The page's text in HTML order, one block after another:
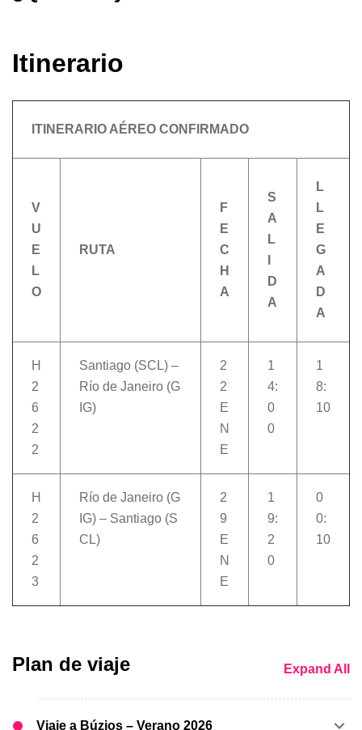
Itinerario
ITINERARIO AÉREO CONFIRMADO
V
U
E
L
O
RUTA
F
E
C
H
A
S
A
L
D
A
L
L
E
G
A
D
A
H
2
6
2
2
Santiago (SCL) –
Río de Janeiro (G
IG)
2
2
E
N
E
1
4:
0
0
1
8:
10
H
2
6
2
3
Río de Janeiro (G
IG) – Santiago (S
CL)
2
9
E
N
E
1
9:
2
0
0
0:
10
Plan de viaje Expand All
Viaje a Búzios – Verano 2026